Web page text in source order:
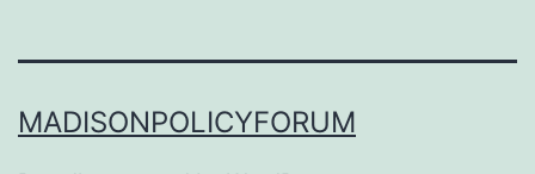
MADISONPOLICYFORUM